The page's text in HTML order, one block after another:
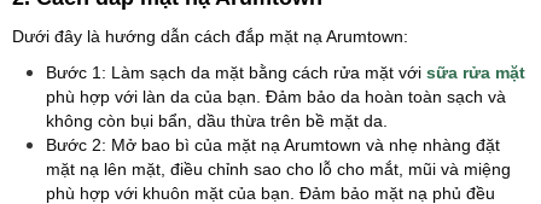
Dưới đây là hướng dẫn cách đắp mặt nạ Arumtown:
Bước 1: Làm sạch da mặt bằng cách rửa mặt với sữa rửa mặt
phù hợp với làn da của bạn. Đảm bảo da hoàn toàn sạch và
không còn bụi bẩn, dầu thừa trên bề mặt da.
Bước 2: Mở bao bì của mặt nạ Arumtown và nhẹ nhàng đặt
mặt nạ lên mặt, điều chỉnh sao cho lỗ cho mắt, mũi và miệng
phù hợp với khuôn mặt của bạn. Đảm bảo mặt nạ phủ đều